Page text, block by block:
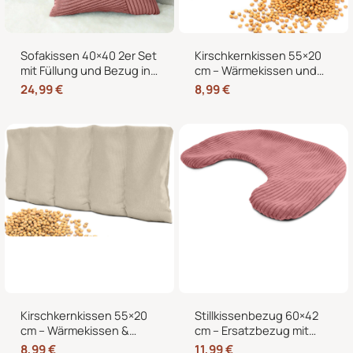
Sofakissen 40×40 2er Set
mit Füllung und Bezug in
edler Cord-Optik –
Dekokissen für Sofa,
24,99€
Kirschkernkissen 55×20
cm – Wärmekissen und
Kältekissen mit 100%
Kirschkernen, für
Nacken Rücken Bauch
8,99€
Kirschkernkissen 55×20
cm – Wärmekissen &
Kältekissen für
8,99€
Stillkissenbezug 60×42
cm – Ersatzbezug mit
Reißverschluss für
11,99€